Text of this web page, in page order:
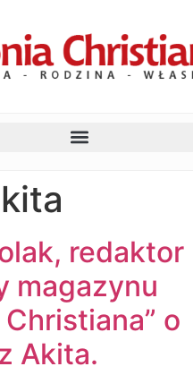
redaktor
magazynu
Christiana” o
Akita.